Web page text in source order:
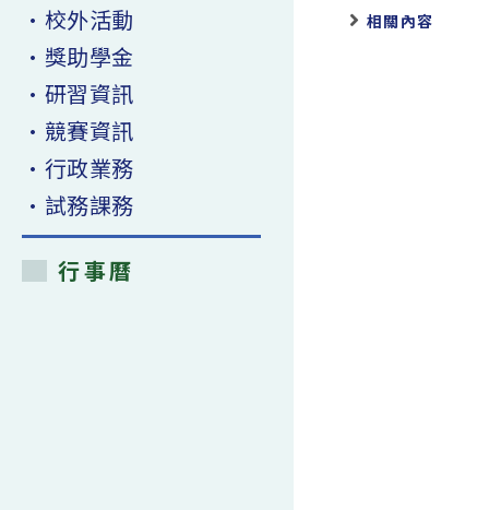
相關內容
•校外活動
•獎助學金
•研習資訊
•競賽資訊
•行政業務
•試務課務
行事曆